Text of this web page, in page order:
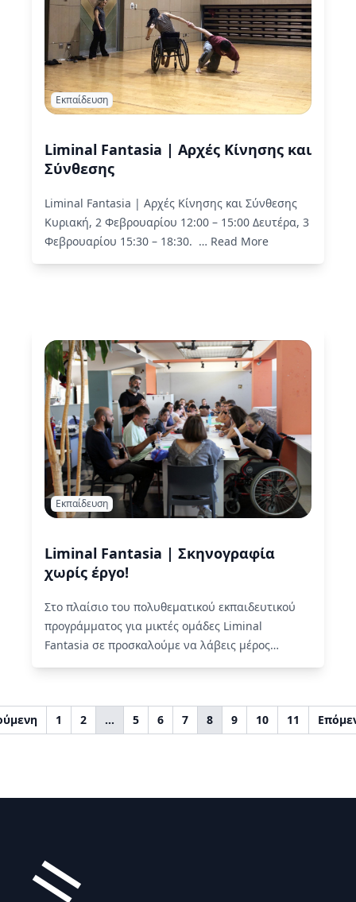
Εκπαίδευση
Liminal Fantasia | Αρχές Κίνησης και
Σύνθεσης
Liminal Fantasia | Αρχές Κίνησης και Σύνθεσης
Κυριακή, 2 Φεβρουαρίου 12:00 – 15:00 Δευτέρα, 3
Φεβρουαρίου 15:30 – 18:30. … Read More
Εκπαίδευση
Liminal Fantasia | Σκηνογραφία
χωρίς έργο!
Στο πλαίσιο του πολυθεματικού εκπαιδευτικού
προγράμματος για μικτές ομάδες Liminal
Fantasia σε προσκαλούμε να λάβεις μέρος
1 2 … 5 6 7 8 9 10 11